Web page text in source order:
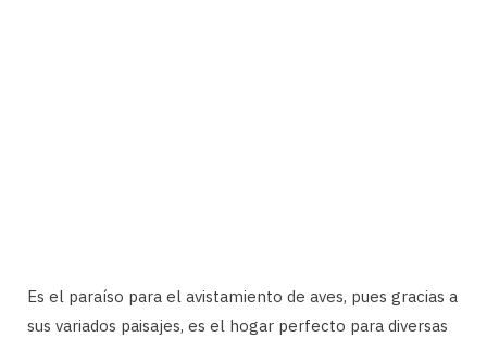
Es el paraíso para el avistamiento de aves, pues gracias a
sus variados paisajes, es el hogar perfecto para diversas